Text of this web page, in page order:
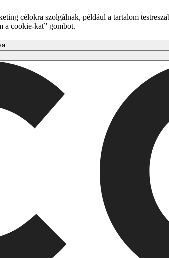
célokra szolgálnak, például a tartalom
a cookie-kat” gombot.